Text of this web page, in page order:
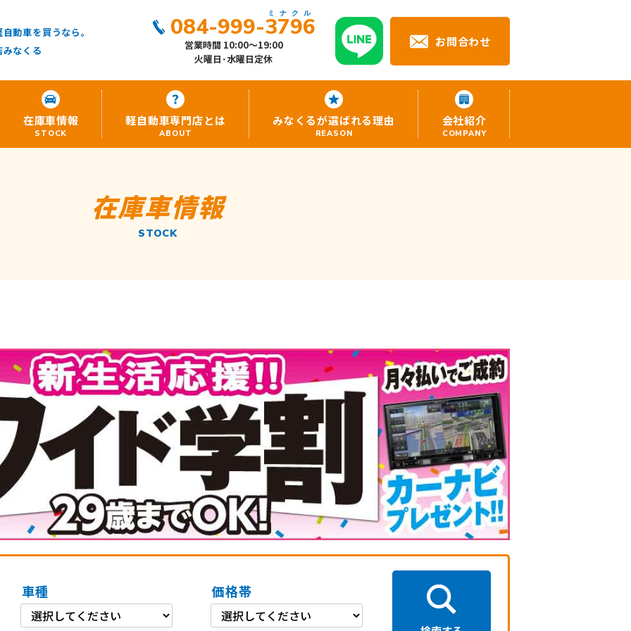
動車を買うなら。
なくる
084-999-3796
営業時間 10:00～19:00
火曜日･水曜日定休
お問合わせ
在庫車情報
STOCK
軽自動車専門店とは
ABOUT
みなくるが選ばれる理由
REASON
会社紹介
COMPANY
在庫車情報
STOCK
車種 価格帯